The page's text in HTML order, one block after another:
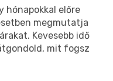
hónapokkal előre
megmutatja
Kevesebb idő
mit fogsz